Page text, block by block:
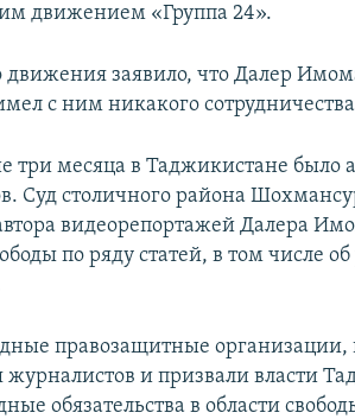
движением «Группа 24».
движения заявило, что Далер
с ним никакого
три месяца в Таджикистане было
Суд столичного района
видеорепортажей Далера
по ряду статей, в том числе
правозащитные организации,
и призвали власти
обязательства в области